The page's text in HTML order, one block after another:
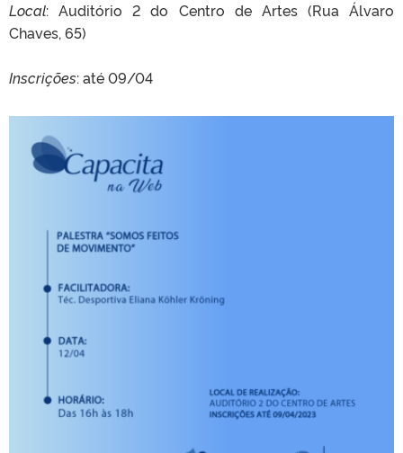
Local: Auditório 2 do Centro de Artes (Rua Álvaro
Chaves, 65)
Inscrições: até 09/04